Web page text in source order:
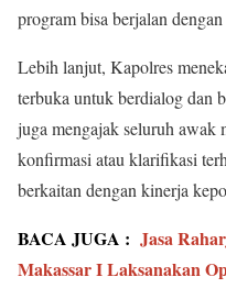
program bisa berjalan
Lebih lanjut, Kapolres
terbuka untuk berdialog dan
juga mengajak seluruh awak
konfirmasi atau klarifikasi
berkaitan dengan kinerja
BACA JUGA : Jasa
Makassar I Laksanakan